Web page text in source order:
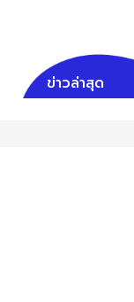
ข่าวล่าสุด